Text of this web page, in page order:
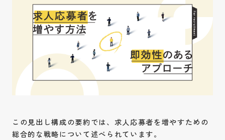
この見出し構成の要約では、求人応募者を増やすための
総合的な戦略について述べられています。